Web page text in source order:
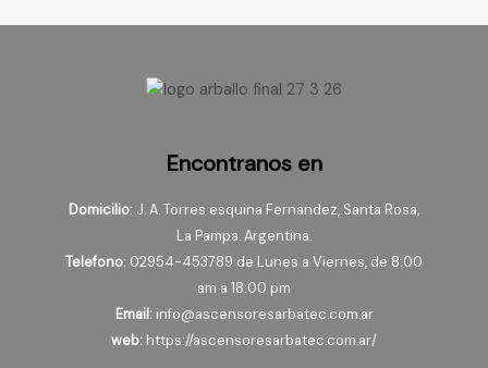
Encontranos en
Domicilio: J. A. Torres esquina Fernandez, Santa Rosa,
La Pampa. Argentina.
Telefono: 02954-453789 de Lunes a Viernes, de 8:00
am a 18:00 pm
Email: info@ascensoresarbatec.com.ar
web: https://ascensoresarbatec.com.ar/